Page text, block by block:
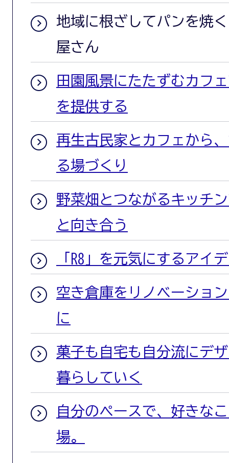
地域に根ざしてパンを焼
屋さん
田園風景にたたずむカフ
を提供する
再生古民家とカフェから
る場づくり
野菜畑とつながるキッチ
と向き合う
「R8」を元気にするアイ
空き倉庫をリノベーショ
に
菓子も自宅も自分流にデ
暮らしていく
自分のペースで、好きな
場。